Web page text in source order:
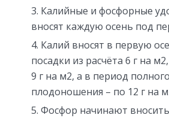
Калийные и фосфорные
вносят каждую осень под
Калий вносят в первую
посадки из расчёта 6 г на
9 г на м2, а в период полного
плодоношения – по 12 г на
Фосфор начинают